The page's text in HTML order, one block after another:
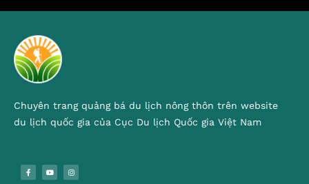
Chuyên trang quảng bá du lịch nông thôn trên website
du lịch quốc gia của Cục Du lịch Quốc gia Việt Nam